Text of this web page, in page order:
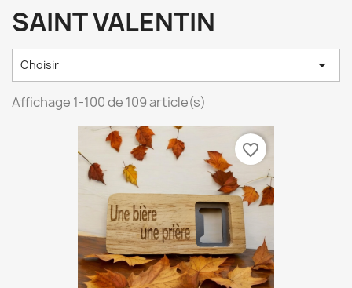
SAINT VALENTIN
Choisir 
Affichage 1-100 de 109 article(s)
favorite_border